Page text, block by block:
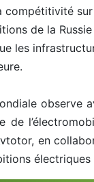
compétitivité
de la
les
observe
de
en